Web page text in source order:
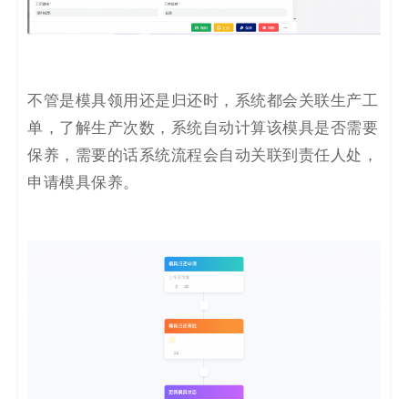
不管是模具领用还是归还时，系统都会关联生产工
单，了解生产次数，系统自动计算该模具是否需要
保养，需要的话系统流程会自动关联到责任人处，
申请模具保养。